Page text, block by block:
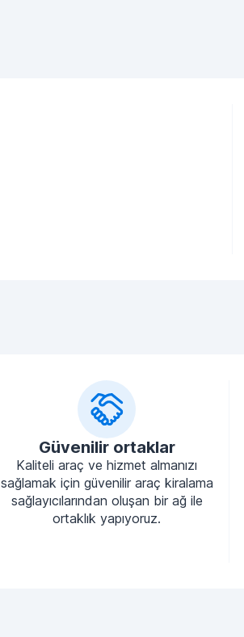
Güvenilir ortaklar
Kaliteli araç ve hizmet almanızı
sağlamak için güvenilir araç kiralama
sağlayıcılarından oluşan bir ağ ile
ortaklık yapıyoruz.